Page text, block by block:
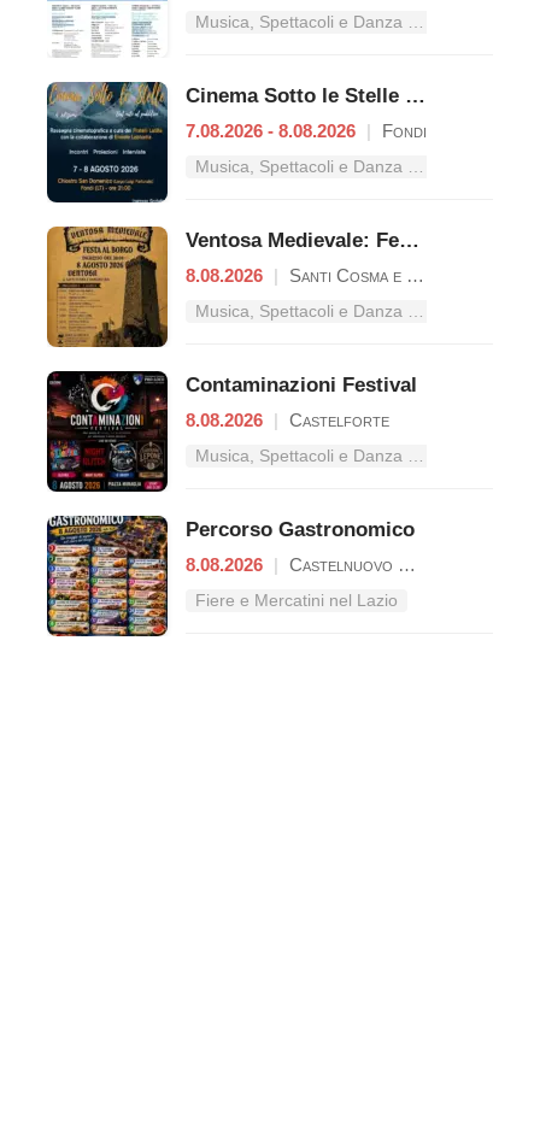
Cinema Sotto le Stelle – Dal mito al pubblico
7.08.2026 - 8.08.2026 | Fondi
Ventosa Medievale: Festa al Borgo
8.08.2026 | Santi Cosma e Damiano
Contaminazioni Festival
8.08.2026 | Castelforte
Percorso Gastronomico
8.08.2026 | Castelnuovo Parano
Fiere e Mercatini nel Lazio